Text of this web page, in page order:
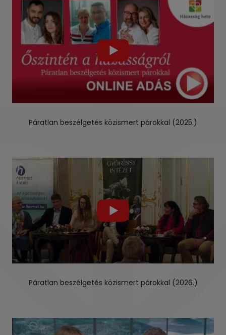
Páratlan beszélgetés közismert párokkal (2025.)
Páratlan beszélgetés közismert párokkal (2026.)